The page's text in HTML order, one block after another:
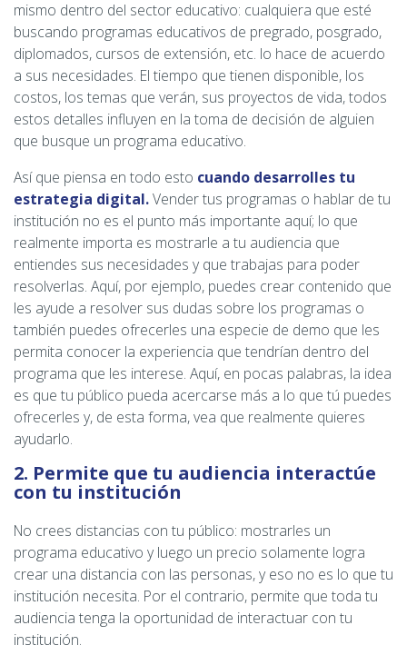
mismo dentro del sector educativo: cualquiera que esté
buscando programas educativos de pregrado, posgrado,
diplomados, cursos de extensión, etc. lo hace de acuerdo
a sus necesidades. El tiempo que tienen disponible, los
costos, los temas que verán, sus proyectos de vida, todos
estos detalles influyen en la toma de decisión de alguien
que busque un programa educativo.
Así que piensa en todo esto cuando desarrolles tu
estrategia digital.Vender tus programas o hablar de tu
institución no es el punto más importante aquí; lo que
realmente importa es mostrarle a tu audiencia que
entiendes sus necesidades y que trabajas para poder
resolverlas. Aquí, por ejemplo, puedes crear contenido que
les ayude a resolver sus dudas sobre los programas o
también puedes ofrecerles una especie de demo que les
permita conocer la experiencia que tendrían dentro del
programa que les interese. Aquí, en pocas palabras, la idea
es que tu público pueda acercarse más a lo que tú puedes
ofrecerles y, de esta forma, vea que realmente quieres
ayudarlo.
2. Permite que tu audiencia interactúe
con tu institución
No crees distancias con tu público: mostrarles un
programa educativo y luego un precio solamente logra
crear una distancia con las personas, y eso no es lo que tu
institución necesita. Por el contrario, permite que toda tu
audiencia tenga la oportunidad de interactuar con tu
institución.